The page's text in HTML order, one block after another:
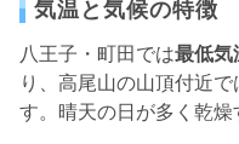
気温と気候の特徴
八王子・町田では最低
り、高尾山の山頂付近で
す。晴天の日が多く乾燥